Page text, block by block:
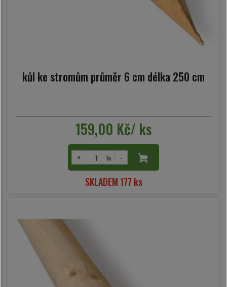
kůl ke stromům průměr 6 cm délka 250 cm
159,00 Kč/ ks
+ ks -
SKLADEM 177 ks